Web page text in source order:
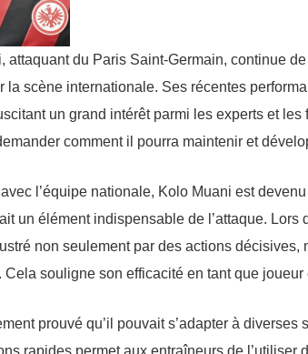
attaquant du Paris Saint-Germain, continue
la scène internationale. Ses récentes
un grand intérêt parmi les experts et
comment il pourra maintenir et
l’équipe nationale, Kolo Muani est
un élément indispensable de l’attaque.
non seulement par des actions
Cela souligne son efficacité en tant que
prouvé qu’il pouvait s’adapter à
rapides permet aux entraîneurs de